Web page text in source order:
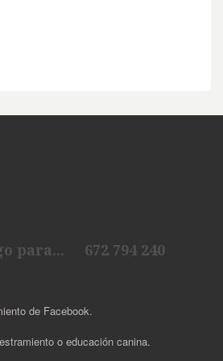
para... 672 794 240
de Facebook.
o educación canina.